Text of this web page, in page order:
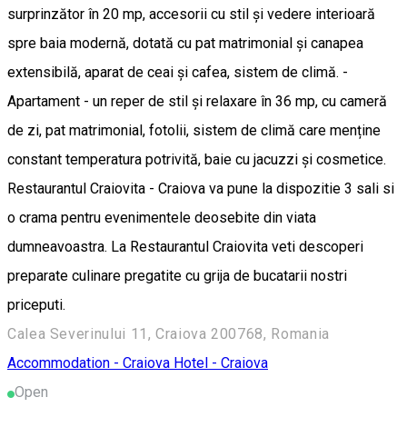
surprinzător în 20 mp, accesorii cu stil și vedere interioară
spre baia modernă, dotată cu pat matrimonial și canapea
extensibilă, aparat de ceai și cafea, sistem de climă. -
Apartament - un reper de stil și relaxare în 36 mp, cu cameră
de zi, pat matrimonial, fotolii, sistem de climă care menține
constant temperatura potrivită, baie cu jacuzzi și cosmetice.
Restaurantul Craiovita - Craiova va pune la dispozitie 3 sali si
o crama pentru evenimentele deosebite din viata
dumneavoastra. La Restaurantul Craiovita veti descoperi
preparate culinare pregatite cu grija de bucatarii nostri
priceputi.
Calea Severinului 11, Craiova 200768, Romania
Accommodation - Craiova Hotel - Craiova
Open